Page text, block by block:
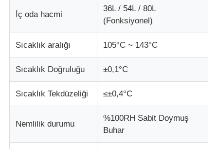
İnşaat malzemeleri test ekipmanları
Ambalaj testi ekipmanları
İç oda hacmi
36L / 54L / 80L
(Fonksiyonel)
Sıcaklık aralığı 105°C ~ 143°C
Sıcaklık Doğruluğu ±0,1°C
Sıcaklık Tekdüzeliği ≤±0,4°C
Nemlilik durumu
%100RH Sabit Doymuş
Buhar